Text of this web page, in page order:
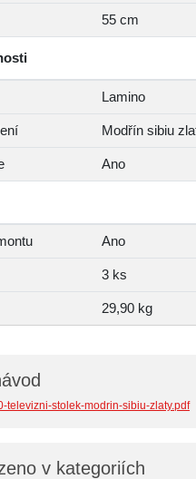
55 cm
Lamino
Modřín sibiu
Ano
Ano
3 ks
29,90 kg
televizni-stolek-modrin-sibiu-zlaty.pdf
v kategoriích